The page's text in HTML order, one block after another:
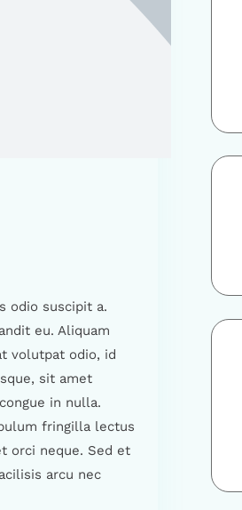
odio suscipit a.
eu. Aliquam
volutpat odio, id
sit amet
in nulla.
fringilla lectus
orci neque. Sed et
arcu nec